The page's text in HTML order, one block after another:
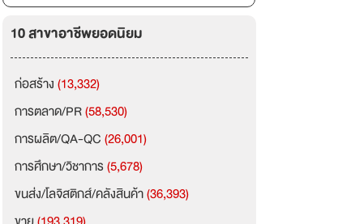
10 สาขาอาชีพยอดนิยม
ก่อสร้าง(13,332)
การตลาด/PR(58,530)
การผลิต/QA-QC(26,001)
การศึกษา/วิชาการ(5,678)
ขนส่ง/โลจิสติกส์/คลังสินค้า(36,393)